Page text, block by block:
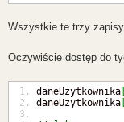
Wszystkie te trzy
Oczywiście dostęp do
daneUzytkownika[
daneUzytkownika[